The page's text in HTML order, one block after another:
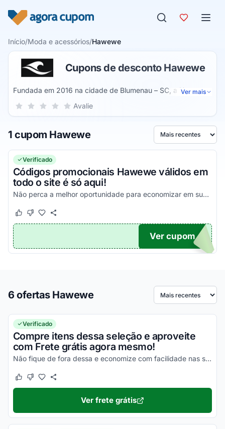
Início/Moda e acessórios/Hawewe
Cupons de desconto Hawewe
Fundada em 2016 na cidade de Blumenau – SC, a Hawewe
tem o intuito de oferecer uma identidade única para todos
encontrar o melhor do lifestyle litorâneo, com vestimentas e
acessórios de alta qualidade e os melhores valores em
todos os seus produtos.
Ver mais
Sua nota para Hawewe, de 1 a 5 estrelas
5 estrelas
4 estrelas
3 estrelas
2 estrelas
1 estrela Avalie
1 cupom Hawewe Ordenar por
Verificado
Códigos promocionais Hawewe válidos em
todo o site é só aqui!
Não perca a melhor oportunidade para economizar em suas compras e garanta seus cupons Hawewe!
Este cupom funcionou
Este cupom não funcionou
TICO
Ver cupom
6 ofertas Hawewe Ordenar por
Verificado
Compre itens dessa seleção e aproveite
com Frete grátis agora mesmo!
Não fique de fora dessa e economize com facilidade nas suas compras!
Este cupom funcionou
Este cupom não funcionou
Ver frete grátis